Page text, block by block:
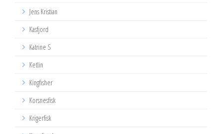
Jens Kristian
Kasfjord
Katrine S
Ketlin
Kingfisher
Korsnesfisk
Krigerfisk